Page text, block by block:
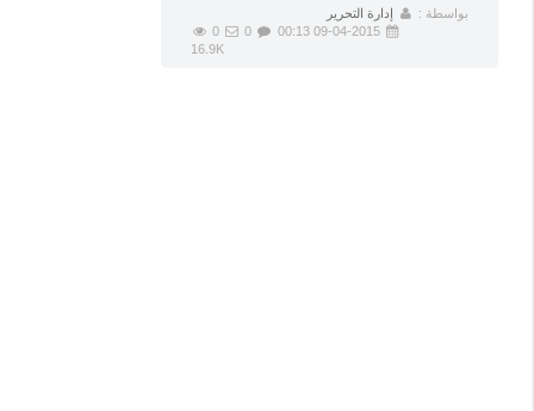
بواسطة :
إدارة التحرير
09-04-2015 00:13
0
16.9K